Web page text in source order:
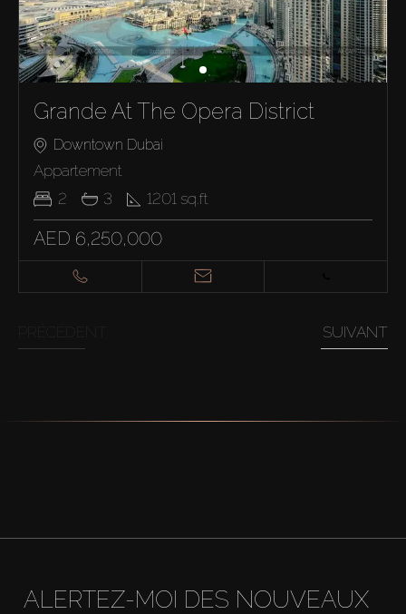
Grande At The Opera District
Downtown Dubai
Appartement
2
3 1201 sq.ft
AED 6,250,000
SUIVANT
ALERTEZ-MOI DES NOUVEAUX